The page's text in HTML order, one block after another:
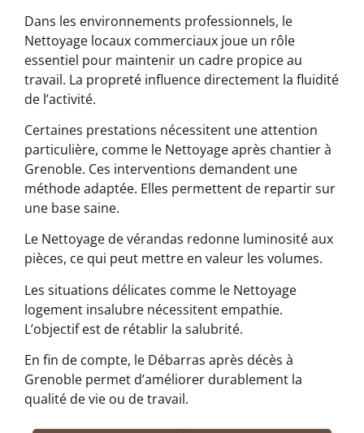
Dans les environnements professionnels, le
Nettoyage locaux commerciaux joue un rôle
essentiel pour maintenir un cadre propice au
travail. La propreté influence directement la fluidité
de l’activité.
Certaines prestations nécessitent une attention
particulière, comme le Nettoyage après chantier à
Grenoble. Ces interventions demandent une
méthode adaptée. Elles permettent de repartir sur
une base saine.
Le Nettoyage de vérandas redonne luminosité aux
pièces, ce qui peut mettre en valeur les volumes.
Les situations délicates comme le Nettoyage
logement insalubre nécessitent empathie.
L’objectif est de rétablir la salubrité.
En fin de compte, le Débarras après décès à
Grenoble permet d’améliorer durablement la
qualité de vie ou de travail.